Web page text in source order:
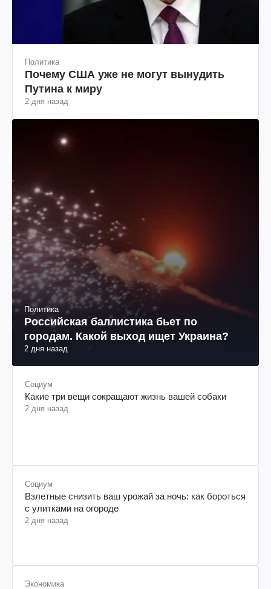
Политика
Почему США уже не могут вынудить
Путина к миру
Политика
Российская баллистика бьет по
городам. Какой выход ищет Украина?
Социум
Какие три вещи сокращают жизнь вашей собаки
Социум
Взлетные снизить ваш урожай за ночь: как бороться
с улитками на огороде